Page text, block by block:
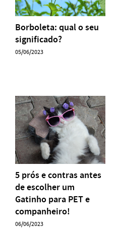
Borboleta: qual o seu
significado?
05/06/2023
5 prós e contras antes
de escolher um
Gatinho para PET e
companheiro!
06/06/2023